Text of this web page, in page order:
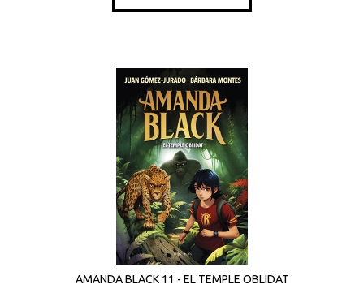
AMANDA BLACK 11 - EL TEMPLE OBLIDAT